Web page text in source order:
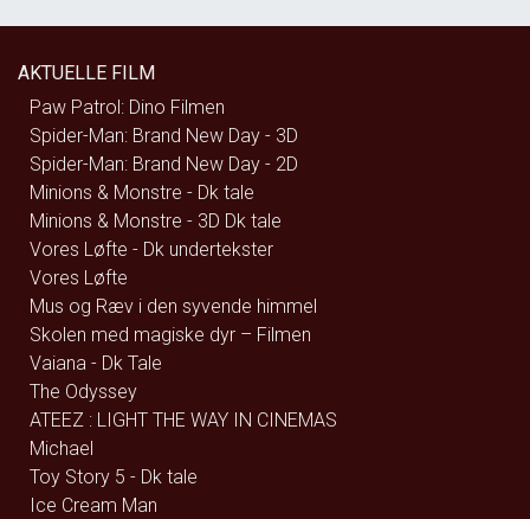
AKTUELLE FILM
Paw Patrol: Dino Filmen
Spider-Man: Brand New Day - 3D
Spider-Man: Brand New Day - 2D
Minions & Monstre - Dk tale
Minions & Monstre - 3D Dk tale
Vores Løfte - Dk undertekster
Vores Løfte
Mus og Ræv i den syvende himmel
Skolen med magiske dyr – Filmen
Vaiana - Dk Tale
The Odyssey
ATEEZ : LIGHT THE WAY IN CINEMAS
Michael
Toy Story 5 - Dk tale
Ice Cream Man